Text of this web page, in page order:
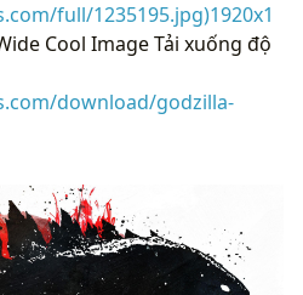
full/1235195.jpg)1920x1
Cool Image Tải xuống độ
download/godzilla-